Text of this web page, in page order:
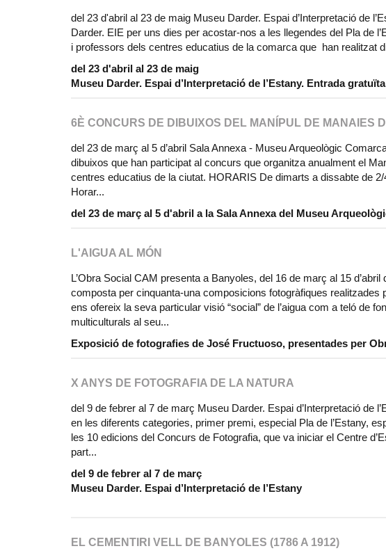
del 23 d'abril al 23 de maig Museu Darder. Espai d’Interpretació de
Darder. EIE per uns dies per acostar-nos a les llegendes del Pla de
i professors dels centres educatius de la comarca que han realitzat
del 23 d'abril al 23 de maig
Museu Darder. Espai d’Interpretació de l’Estany. Entrada gratuïta
6È CONCURS DE DIBUIXOS DEL MANÍPUL DE MANAIES
del 23 de març al 5 d’abril Sala Annexa - Museu Arqueològic
dibuixos que han participat al concurs que organitza anualment el
centres educatius de la ciutat. HORARIS De dimarts a dissabte de 2/
Horar...
del 23 de març al 5 d'abril a la Sala Annexa del Museu
L'AIGUA AL MÓN
L’Obra Social CAM presenta a Banyoles, del 16 de març al 15
composta per cinquanta-una composicions fotogràfiques
ens ofereix la seva particular visió “social” de l’aigua com a teló de
multiculturals al seu...
Exposició de fotografies de José Fructuoso, presentades per
X ANYS DE FOTOGRAFIA DE LA NATURA
del 9 de febrer al 7 de març Museu Darder. Espai d’Interpretació de
en les diferents categories, primer premi, especial Pla de l’Estany,
les 10 edicions del Concurs de Fotografia, que va iniciar el Centre
part...
del 9 de febrer al 7 de març
Museu Darder. Espai d’Interpretació de l’Estany
EL CEMENTIRI VELL DE BANYOLES (1786 A 1912)